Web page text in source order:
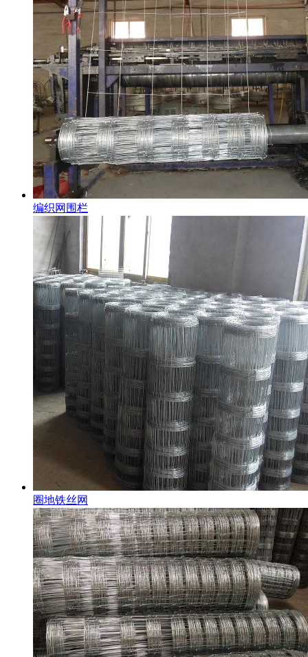
编织网围栏
圈地铁丝网